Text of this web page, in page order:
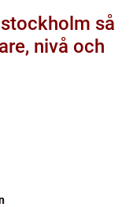
så
nivå och